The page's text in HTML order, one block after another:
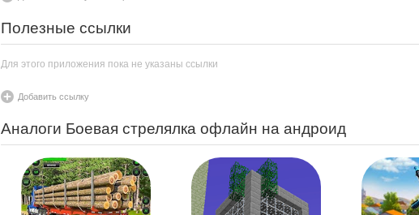
Полезные ссылки
Для этого приложения пока не указаны ссылки
Добавить ссылку
Аналоги Боевая стрелялка офлайн на андроид